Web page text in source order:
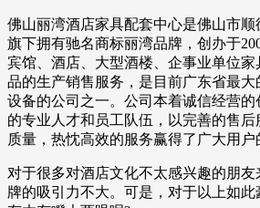
佛山丽湾酒店家具配套中心是佛山市
旗下拥有驰名商标丽湾品牌，创办于
宾馆、酒店、大型酒楼、企事业单位
品的生产销售服务，是目前广东省最
设备的公司之一。公司本着诚信经营
的专业人才和员工队伍，以完善的售
质量，热忱高效的服务赢得了广大用户
对于很多对酒店文化不太感兴趣的朋
牌的吸引力不大。可是，对于以上如此